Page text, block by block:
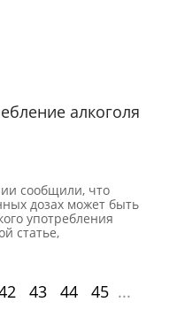
алкоголя
сообщили, что
дозах может быть
употребления
статье,
43 44 45 ...